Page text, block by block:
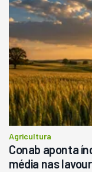
Agricultura
Conab aponta
média nas